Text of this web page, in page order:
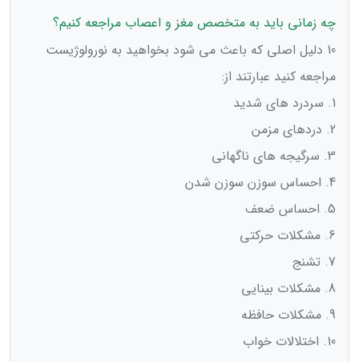
چه زمانی باید به متخصص مغز و اعصاب مراجعه کنیم؟
10 دلیل اصلی که باعث می شود بخواهید به نورولوژیست
مراجعه کنید عبارتند از:
1. سردرد های شدید
2. دردهای مزمن
3. سرگیجه های ناگهانی
4. احساس سوزن سوزن شدن
5. احساس ضعف
6. مشکلات حرکتی
7. تشنج
8. مشکلات بینایی
9. مشکلات حافظه
10. اختلالات خواب